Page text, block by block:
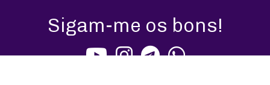
Sigam-me os bons!